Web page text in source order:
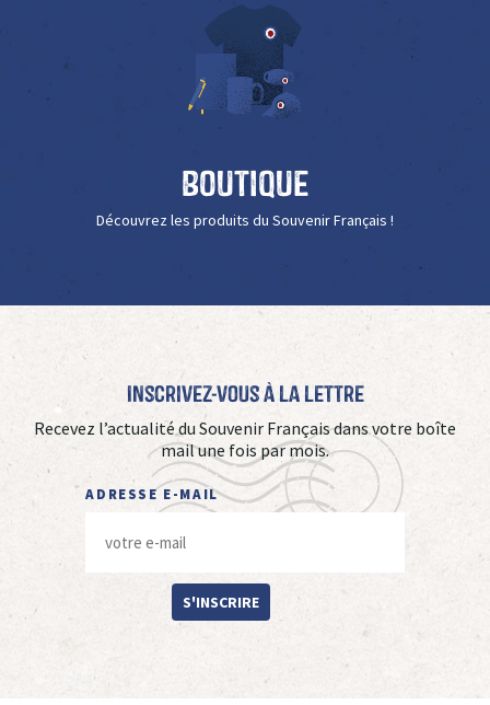
Boutique
Découvrez les produits du Souvenir Français !
Inscrivez-vous à La Lettre
Recevez l’actualité du Souvenir Français dans votre boîte
mail une fois par mois.
ADRESSE E-MAIL
S'INSCRIRE